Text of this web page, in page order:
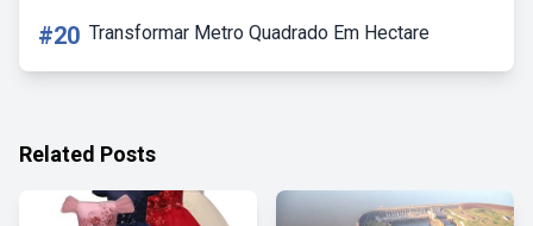
#20 Transformar Metro Quadrado Em Hectare
Related Posts